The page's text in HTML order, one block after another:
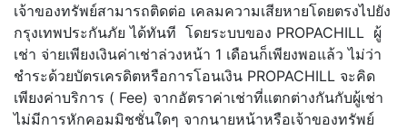
เจ้าของทรัพย์สามารถติดต่อ เคลมความเสียหายโดยตรงไปยัง
กรุงเทพประกันภัย ได้ทันที โดยระบบของ PROPACHILL ผู้
เช่า จ่ายเพียงเงินค่าเช่าล่วงหน้า 1 เดือนก็เพียงพอแล้ว ไม่ว่า
ชำระด้วยบัตรเครดิตหรือการโอนเงิน PROPACHILL จะคิด
เพียงค่าบริการ ( Fee) จากอัตราค่าเช่าที่แตกต่างกันกับผู้เช่า
ไม่มีการหักคอมมิชชั่นใดๆ จากนายหน้าหรือเจ้าของทรัพย์